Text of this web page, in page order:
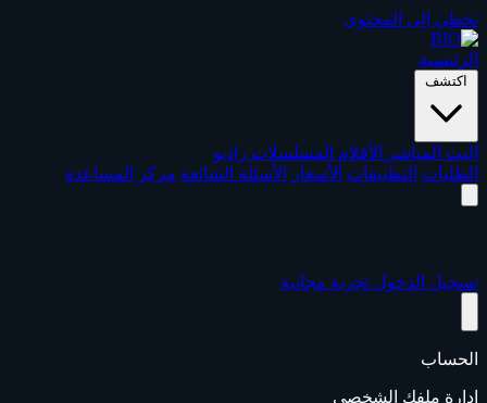
تخطي إلى المحتوى
الرئيسية
اكتشف
البث المباشر الأفلام المسلسلات راديو
الطلبات التطبيقات الأسعار الأسئلة الشائعة مركز المساعدة
تسجيل الدخول تجربة مجانية
الحساب
إدارة ملفك الشخصي